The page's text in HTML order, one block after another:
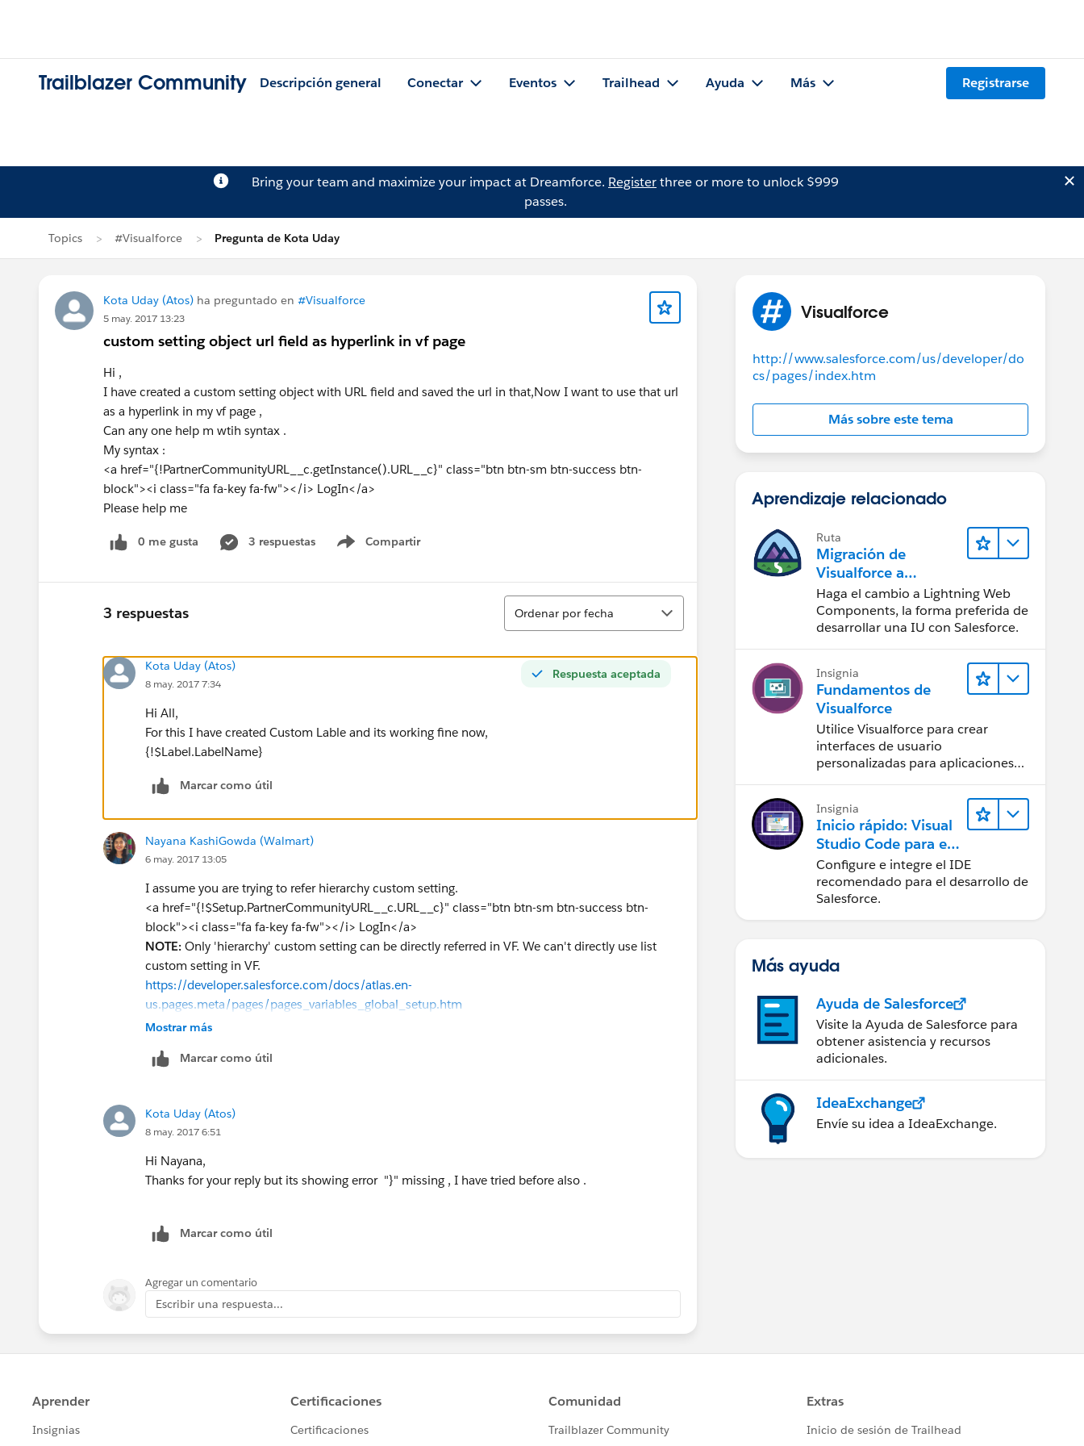
Trailblazer Community Descripción general Conectar Eventos Trailhead Ayuda Más Registrarse
Bring your team and maximize your impact at Dreamforce. Registerthree or more to unlock $999
passes.
Topics #Visualforce Pregunta de Kota Uday
Kota Uday (Atos) ha preguntado en #Visualforce
5 may. 2017 13:23
custom setting object url field as hyperlink in vf page
Hi ,
I have created a custom setting object with URL field and saved the url in that,Now I want to use that url
as a hyperlink in my vf page ,
Can any one help m wtih syntax .
My syntax :
<a href="{!PartnerCommunityURL__c.getInstance().URL__c}" class="btn btn-sm btn-success btn-
block"><i class="fa fa-key fa-fw"></i> LogIn</a>
Please help me
0 me gusta 3 respuestas Compartir
Show menu
3 respuestas
Ordenar
Ordenar por fecha
Respuesta aceptada
Kota Uday (Atos)
8 may. 2017 7:34
Hi All,
For this I have created Custom Lable and its working fine now,
{!$Label.LabelName}
Marcar como útil
Nayana KashiGowda (Walmart)
6 may. 2017 13:05
I assume you are trying to refer hierarchy custom setting.
<a href="{!$Setup.PartnerCommunityURL__c.URL__c}" class="btn btn-sm btn-success btn-
block"><i class="fa fa-key fa-fw"></i> LogIn</a>
NOTE: Only 'hierarchy' custom setting can be directly referred in VF. We can't directly use list
custom setting in VF.
https://developer.salesforce.com/docs/atlas.en-
us.pages.meta/pages/pages_variables_global_setup.htm
Mostrar más
Marcar como útil
Kota Uday (Atos)
8 may. 2017 6:51
Hi Nayana,
Thanks for your reply but its showing error "}" missing , I have tried before also .
Marcar como útil
Agregar un comentario
Escribir una respuesta...
Visualforce
http://www.salesforce.com/us/developer/do
cs/pages/index.htm
Más sobre este tema
Aprendizaje relacionado
Ruta
Migración de
Visualforce a
Lightning Web
Components
Haga el cambio a Lightning Web
Components, la forma preferida de
desarrollar una IU con Salesforce.
Insignia
Fundamentos de
Visualforce
Utilice Visualforce para crear
interfaces de usuario
personalizadas para aplicaciones
Insignia
Inicio rápido: Visual
Studio Code para el
desarrollo de
Salesforce
Configure e integre el IDE
recomendado para el desarrollo de
Salesforce.
Más ayuda
Ayuda de Salesforce
Visite la Ayuda de Salesforce para
obtener asistencia y recursos
adicionales.
IdeaExchange
Envíe su idea a IdeaExchange.